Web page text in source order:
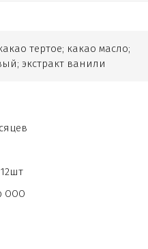
тертое; какао масло;
экстракт ванили
ООО